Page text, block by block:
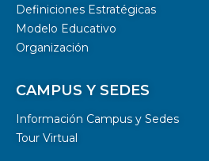
Definiciones Estratégicas
Modelo Educativo
Organización
CAMPUS Y SEDES
Información Campus y Sedes
Tour Virtual